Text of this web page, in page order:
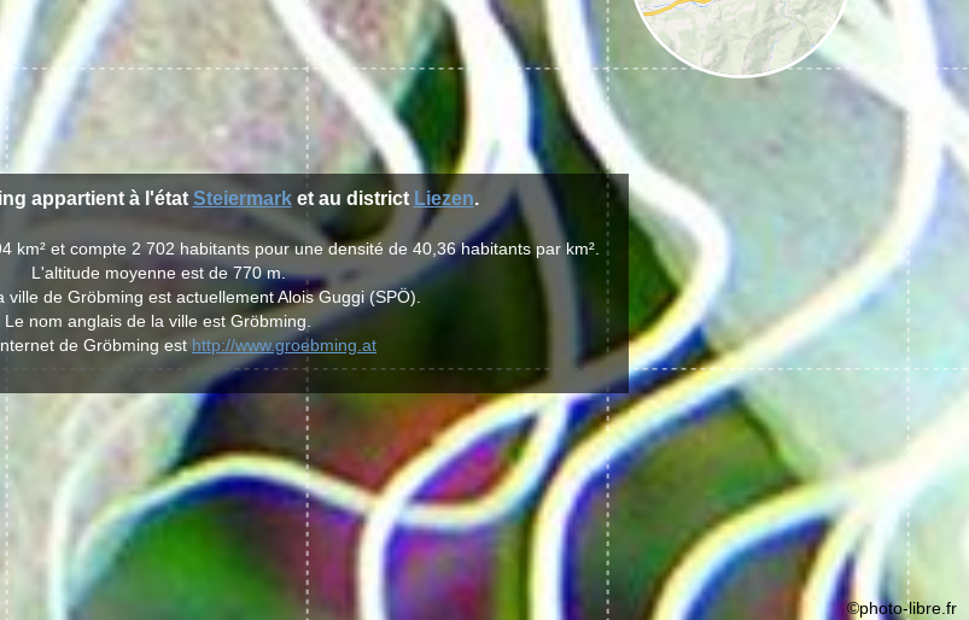
appartient à l'état Steiermarket au district Liezen.
km² et compte 2 702 habitants pour une densité de 40,36 habitants par km².
L'altitude moyenne est de 770 m.
ville de Gröbming est actuellement Alois Guggi (SPÖ).
Le nom anglais de la ville est Gröbming.
de Gröbming est http://www.groebming.at
©photo-libre.fr